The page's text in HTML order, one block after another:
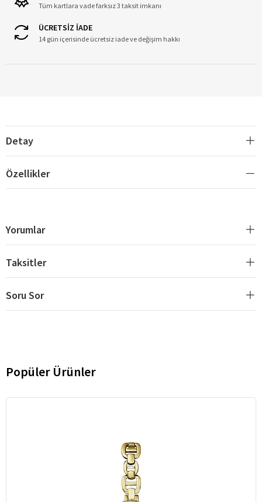
Tüm kartlara vade farksız 3 taksit imkanı
ÜCRETSİZ İADE
14 gün içerisinde ücretsiz iade ve değişim hakkı
Detay
Özellikler
Yorumlar
Taksitler
Soru Sor
Popüler Ürünler